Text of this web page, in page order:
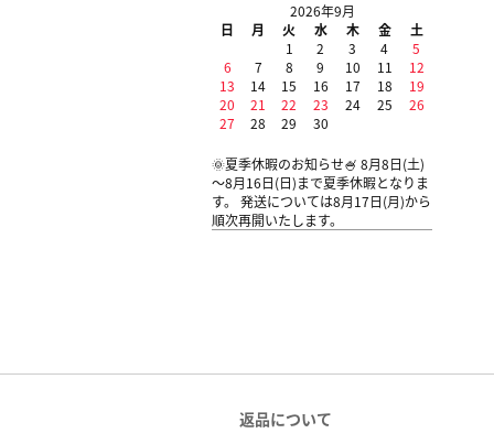
2026年9月
日
月 火 水 木 金
土
1
2 3 4
5
6
7 8 9 10 11
12
13
14 15 16 17 18
19
20
21 22 23 24 25
26
27
28 29 30
🌞夏季休暇のお知らせ🍧 8月8日(土)
～8月16日(日)まで夏季休暇となりま
す。 発送については8月17日(月)から
順次再開いたします。
返品について